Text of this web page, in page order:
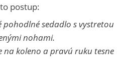
postup:
pohodlné sedadlo s vystretou
nohami.
na koleno a pravú ruku tesne